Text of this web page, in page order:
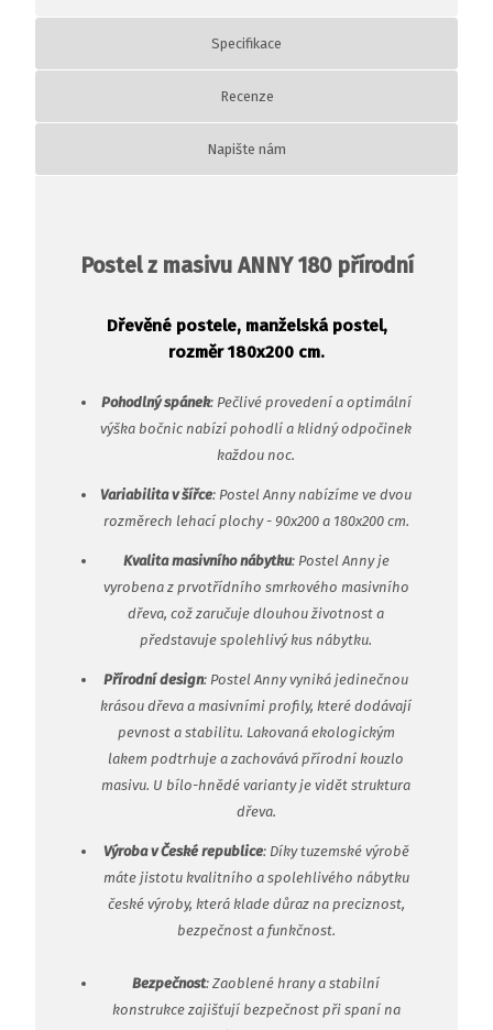
Specifikace
Recenze
Napište nám
Postel z masivu ANNY 180 přírodní
Dřevěné postele, manželská postel,
rozměr 180x200 cm.
Pohodlný spánek: Pečlivé provedení a optimální
výška bočnic nabízí pohodlí a klidný odpočinek
každou noc.
Variabilita v šířce: Postel Anny nabízíme ve dvou
rozměrech lehací plochy - 90x200 a 180x200 cm.
Kvalita masivního nábytku: Postel Anny je
vyrobena z prvotřídního smrkového masivního
dřeva, což zaručuje dlouhou životnost a
představuje spolehlivý kus nábytku.
Přírodní design: Postel Anny vyniká jedinečnou
krásou dřeva a masivními profily, které dodávají
pevnost a stabilitu. Lakovaná ekologickým
lakem podtrhuje a zachovává přírodní kouzlo
masivu. U bílo-hnědé varianty je vidět struktura
dřeva.
Výroba v České republice: Díky tuzemské výrobě
máte jistotu kvalitního a spolehlivého nábytku
české výroby, která klade důraz na preciznost,
bezpečnost a funkčnost.
Bezpečnost: Zaoblené hrany a stabilní
konstrukce zajišťují bezpečnost při spaní na